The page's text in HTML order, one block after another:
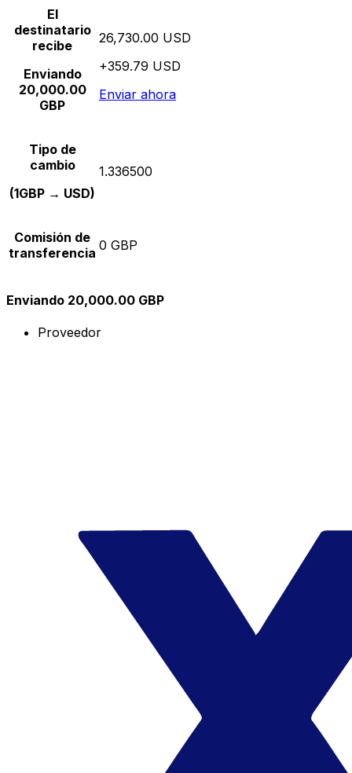
El
destinatario
recibe
Enviando
20,000.00
GBP
26,730.00 USD
+359.79 USD
Enviar ahora
Tipo de
cambio
(1GBP → USD)
1.336500
Comisión de
transferencia 0 GBP
Enviando 20,000.00 GBP
Proveedor